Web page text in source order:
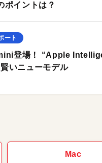
ポイントは？
ート
登場！ “Apple
いニューモデル
Mac